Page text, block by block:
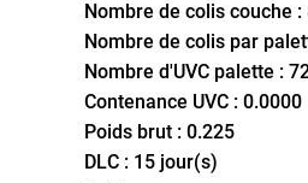
Nombre de colis couche :
Nombre de colis par
Nombre d'UVC palette :
Contenance UVC : 0.0000
Poids brut : 0.225
DLC : 15 jour(s)